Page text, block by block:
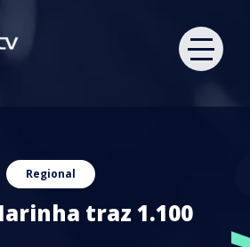
Regional
traz 1.100